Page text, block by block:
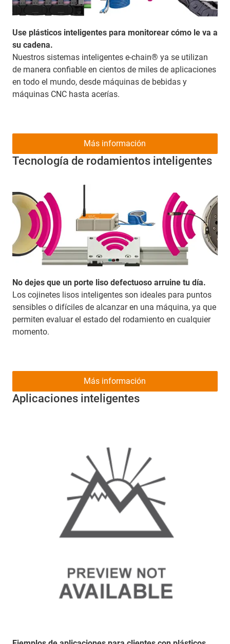
Use plásticos inteligentes para monitorear cómo le va a
su cadena.
Nuestros sistemas inteligentes e-chain® ya se utilizan
de manera confiable en cientos de miles de aplicaciones
en todo el mundo, desde máquinas de bebidas y
máquinas CNC hasta acerías.
Tecnología de rodamientos inteligentes
No dejes que un porte liso defectuoso arruine tu día.
Los cojinetes lisos inteligentes son ideales para puntos
sensibles o difíciles de alcanzar en una máquina, ya que
permiten evaluar el estado del rodamiento en cualquier
momento.
Más información
Aplicaciones inteligentes
Más información